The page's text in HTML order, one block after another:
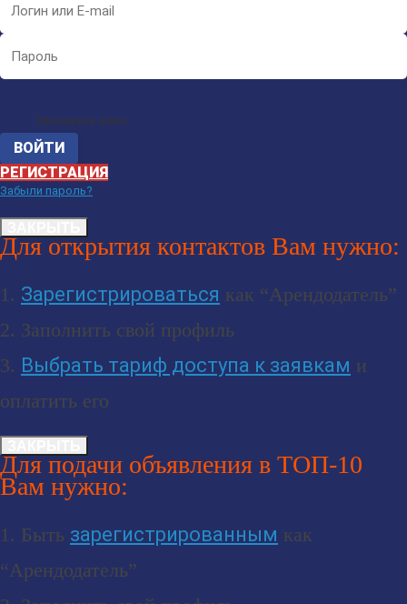
Запомнить меня
РЕГИСТРАЦИЯ
Забыли пароль?
Для открытия контактов Вам нужно:
1. Зарегистрироваться как “Арендодатель”
2. Заполнить свой профиль
3. Выбрать тариф доступа к заявкам и
оплатить его
Для подачи объявления в ТОП-10
Вам нужно:
1. Быть зарегистрированным как
“Арендодатель”